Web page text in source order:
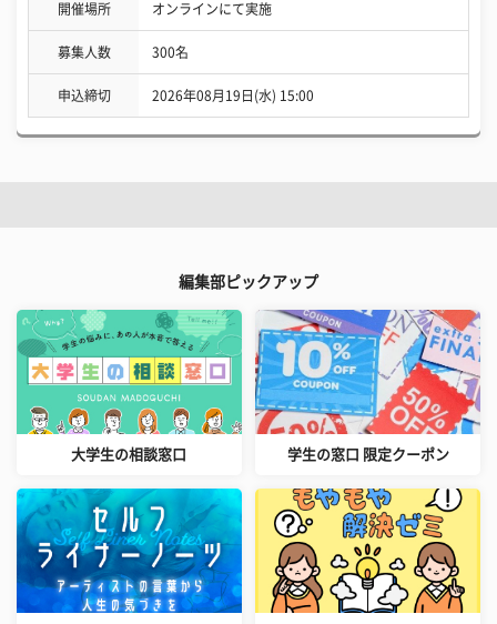
開催場所 オンラインにて実施
募集人数 300名
申込締切 2026年08月19日(水) 15:00
編集部ピックアップ
大学生の相談窓口 学生の窓口 限定クーポン